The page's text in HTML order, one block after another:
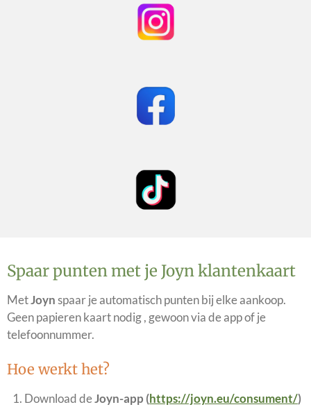
Spaar punten met je Joyn klantenkaart
MetJoyn spaar je automatisch punten bij elke aankoop.
Geen papieren kaart nodig , gewoon via de app of je
telefoonnummer.
Hoe werkt het?
Download deJoyn-app (https://joyn.eu/consument/)